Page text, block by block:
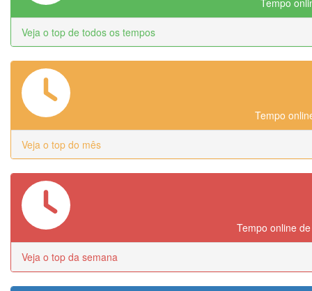
Veja o top de todos os tempos
Tempo
Veja o top do mês
Tempo online
Veja o top da semana